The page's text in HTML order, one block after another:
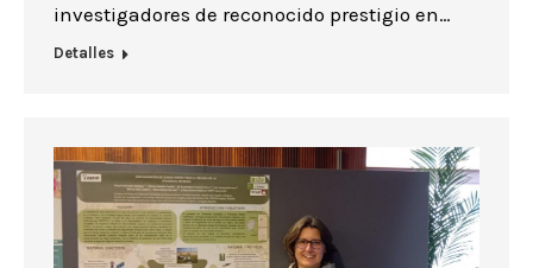
investigadores de reconocido prestigio en…
Detalles